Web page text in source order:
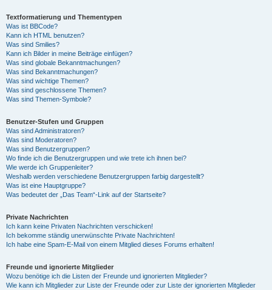
Textformatierung und Thementypen
Was ist BBCode?
Kann ich HTML benutzen?
Was sind Smilies?
Kann ich Bilder in meine Beiträge einfügen?
Was sind globale Bekanntmachungen?
Was sind Bekanntmachungen?
Was sind wichtige Themen?
Was sind geschlossene Themen?
Was sind Themen-Symbole?
Benutzer-Stufen und Gruppen
Was sind Administratoren?
Was sind Moderatoren?
Was sind Benutzergruppen?
Wo finde ich die Benutzergruppen und wie trete ich ihnen bei?
Wie werde ich Gruppenleiter?
Weshalb werden verschiedene Benutzergruppen farbig dargestellt?
Was ist eine Hauptgruppe?
Was bedeutet der „Das Team“-Link auf der Startseite?
Private Nachrichten
Ich kann keine Privaten Nachrichten verschicken!
Ich bekomme ständig unerwünschte Private Nachrichten!
Ich habe eine Spam-E-Mail von einem Mitglied dieses Forums erhalten!
Freunde und ignorierte Mitglieder
Wozu benötige ich die Listen der Freunde und ignorierten Mitglieder?
Wie kann ich Mitglieder zur Liste der Freunde oder zur Liste der ignorierten Mitglieder